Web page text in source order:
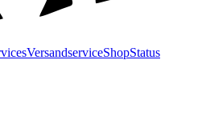
VersandserviceShopStatus